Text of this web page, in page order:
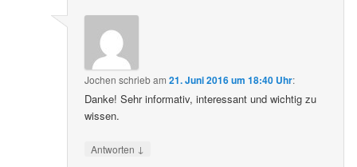
Jochen schriebam21. Juni 2016 um 18:40 Uhr:
Danke! Sehr informativ, interessant und wichtig zu
wissen.
Antworten ↓